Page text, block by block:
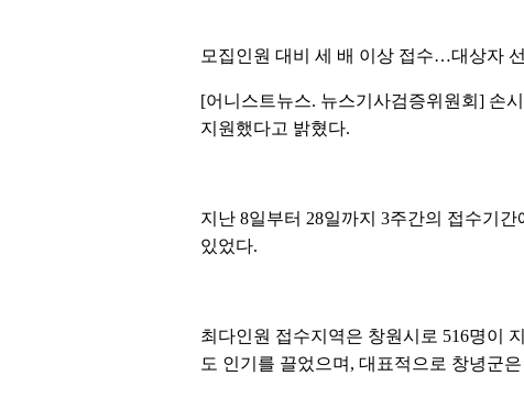
모집인원 대비 세 배 이상 접수…대상자
[어니스트뉴스. 뉴스기사검증위원회] 손
지원했다고 밝혔다.
지난 8일부터 28일까지 3주간의 접수기
있었다.
최다인원 접수지역은 창원시로 516명이
도 인기를 끌었으며, 대표적으로 창녕군